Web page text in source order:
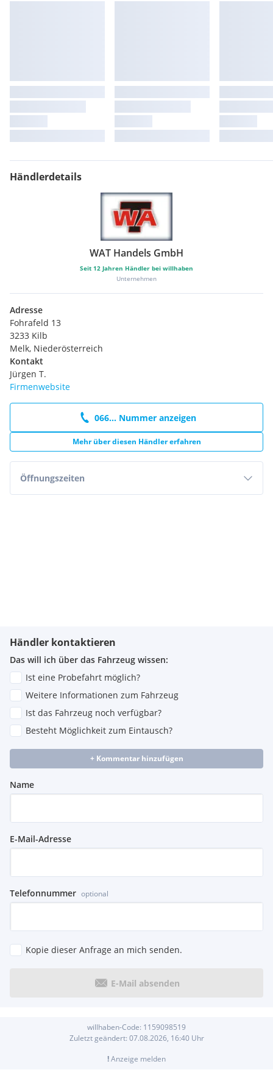
*0*6*6*4* *4*2*1*1*9*7*9*
+++++++++++++++++++++++++++++++++
Händlerdetails
WAT Handels GmbH
Seit 12 Jahren Händler bei willhaben
Unternehmen
Adresse
Fohrafeld 13
3233 Kilb
Melk, Niederösterreich
Kontakt
Jürgen T.
Firmenwebsite
066... Nummer anzeigen
Mehr über diesen Händler erfahren
Öffnungszeiten
Händler kontaktieren
Das will ich über das Fahrzeug wissen:
Ist eine Probefahrt möglich?
Weitere Informationen zum Fahrzeug
Ist das Fahrzeug noch verfügbar?
Besteht Möglichkeit zum Eintausch?
+ Kommentar hinzufügen
Name
E-Mail-Adresse
Telefonnummer optional
Kopie dieser Anfrage an mich senden.
E-Mail absenden
willhaben-Code: 1159098519
Zuletzt geändert: 07.08.2026, 16:40Uhr
!Anzeige melden